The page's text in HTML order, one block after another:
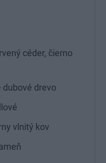
céder, čierno
dubové drevo
vlnitý kov